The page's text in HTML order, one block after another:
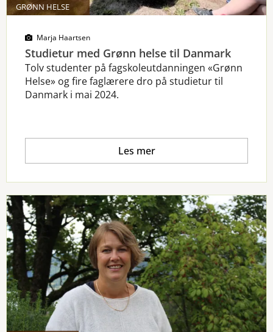
GRØNN HELSE
Marja Haartsen
Studietur med Grønn helse til Danmark
Tolv studenter på fagskoleutdanningen «Grønn
Helse» og fire faglærere dro på studietur til
Danmark i mai 2024.
Les mer